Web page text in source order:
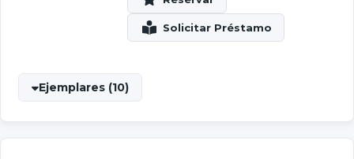
Ejemplares (10)